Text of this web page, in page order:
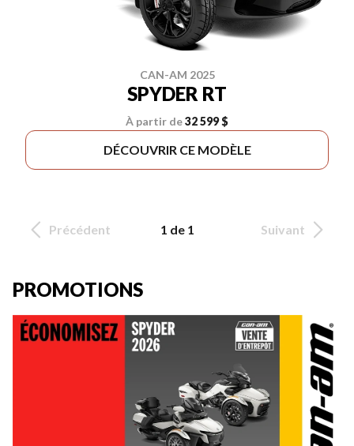
CAN-AM 2025
SPYDER RT
À partir de32 599 $
DÉCOUVRIR CE MODÈLE
Précédent 1 de 1 Suivant
PROMOTIONS